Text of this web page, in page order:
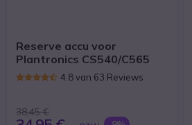
Reserve accu voor
Plantronics CS540/C565
4.8 van 63 Reviews
38,45 €